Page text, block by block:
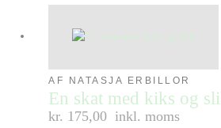
AF NATASJA ERBILLOR
En skat med kiks og
kr. 175,00 inkl. moms